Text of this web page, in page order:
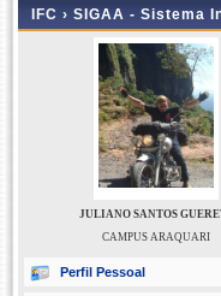
IFC › SIGAA - Sistema
JULIANO SANTOS
CAMPUS ARAQUARI
Perfil Pessoal